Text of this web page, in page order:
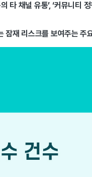
타 채널 유통’, ‘커뮤니티
잠재 리스크를 보여주는 주